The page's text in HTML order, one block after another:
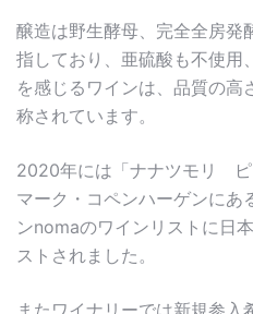
醸造は野生酵母、完全全房発
指しており、亜硫酸も不使用
を感じるワインは、品質の高
称されています。
2020年には「ナナツモリ ピ
マーク・コペンハーゲンにあ
ンnomaのワインリストに日
ストされました。